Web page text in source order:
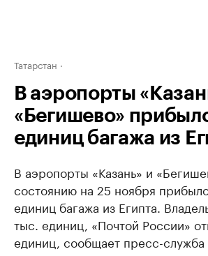
Татарстан
В аэропорты
«Бегишево»
единиц багажа из
В аэропорты «Казань» и
состоянию на 25 ноября
единиц багажа из Египта.
тыс. единиц, «Почтой России»
единиц, сообщает пресс-